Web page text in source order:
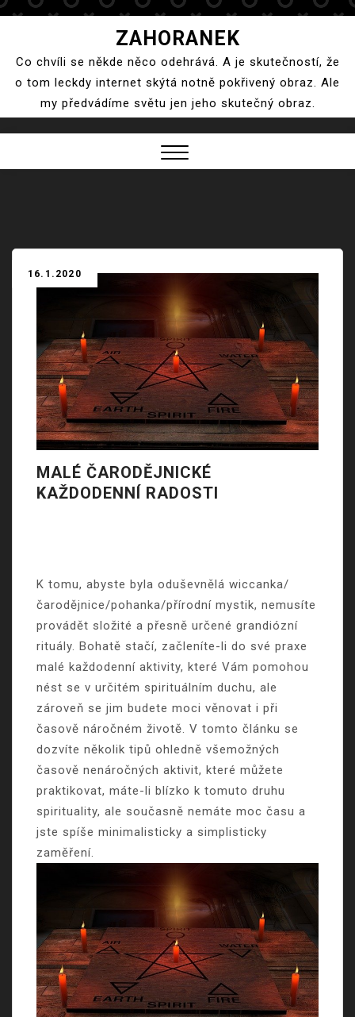
content
ZAHORANEK
Co chvíli se někde něco odehrává. A je skutečností, že
o tom leckdy internet skýtá notně pokřivený obraz. Ale
my předvádíme světu jen jeho skutečný obraz.
MALÉ ČARODĚJNICKÉ
KAŽDODENNÍ RADOSTI
16.1.2020
K tomu, abyste byla oduševnělá wiccanka/
čarodějnice/pohanka/přírodní mystik, nemusíte
provádět složité a přesně určené grandiózní
rituály. Bohatě stačí, začleníte-li do své praxe
malé každodenní aktivity, které Vám pomohou
nést se v určitém spirituálním duchu, ale
zároveň se jim budete moci věnovat i při
časově náročném životě. V tomto článku se
dozvíte několik tipů ohledně všemožných
časově nenáročných aktivit, které můžete
praktikovat, máte-li blízko k tomuto druhu
spirituality, ale současně nemáte moc času a
jste spíše minimalisticky a simplisticky
zaměření.